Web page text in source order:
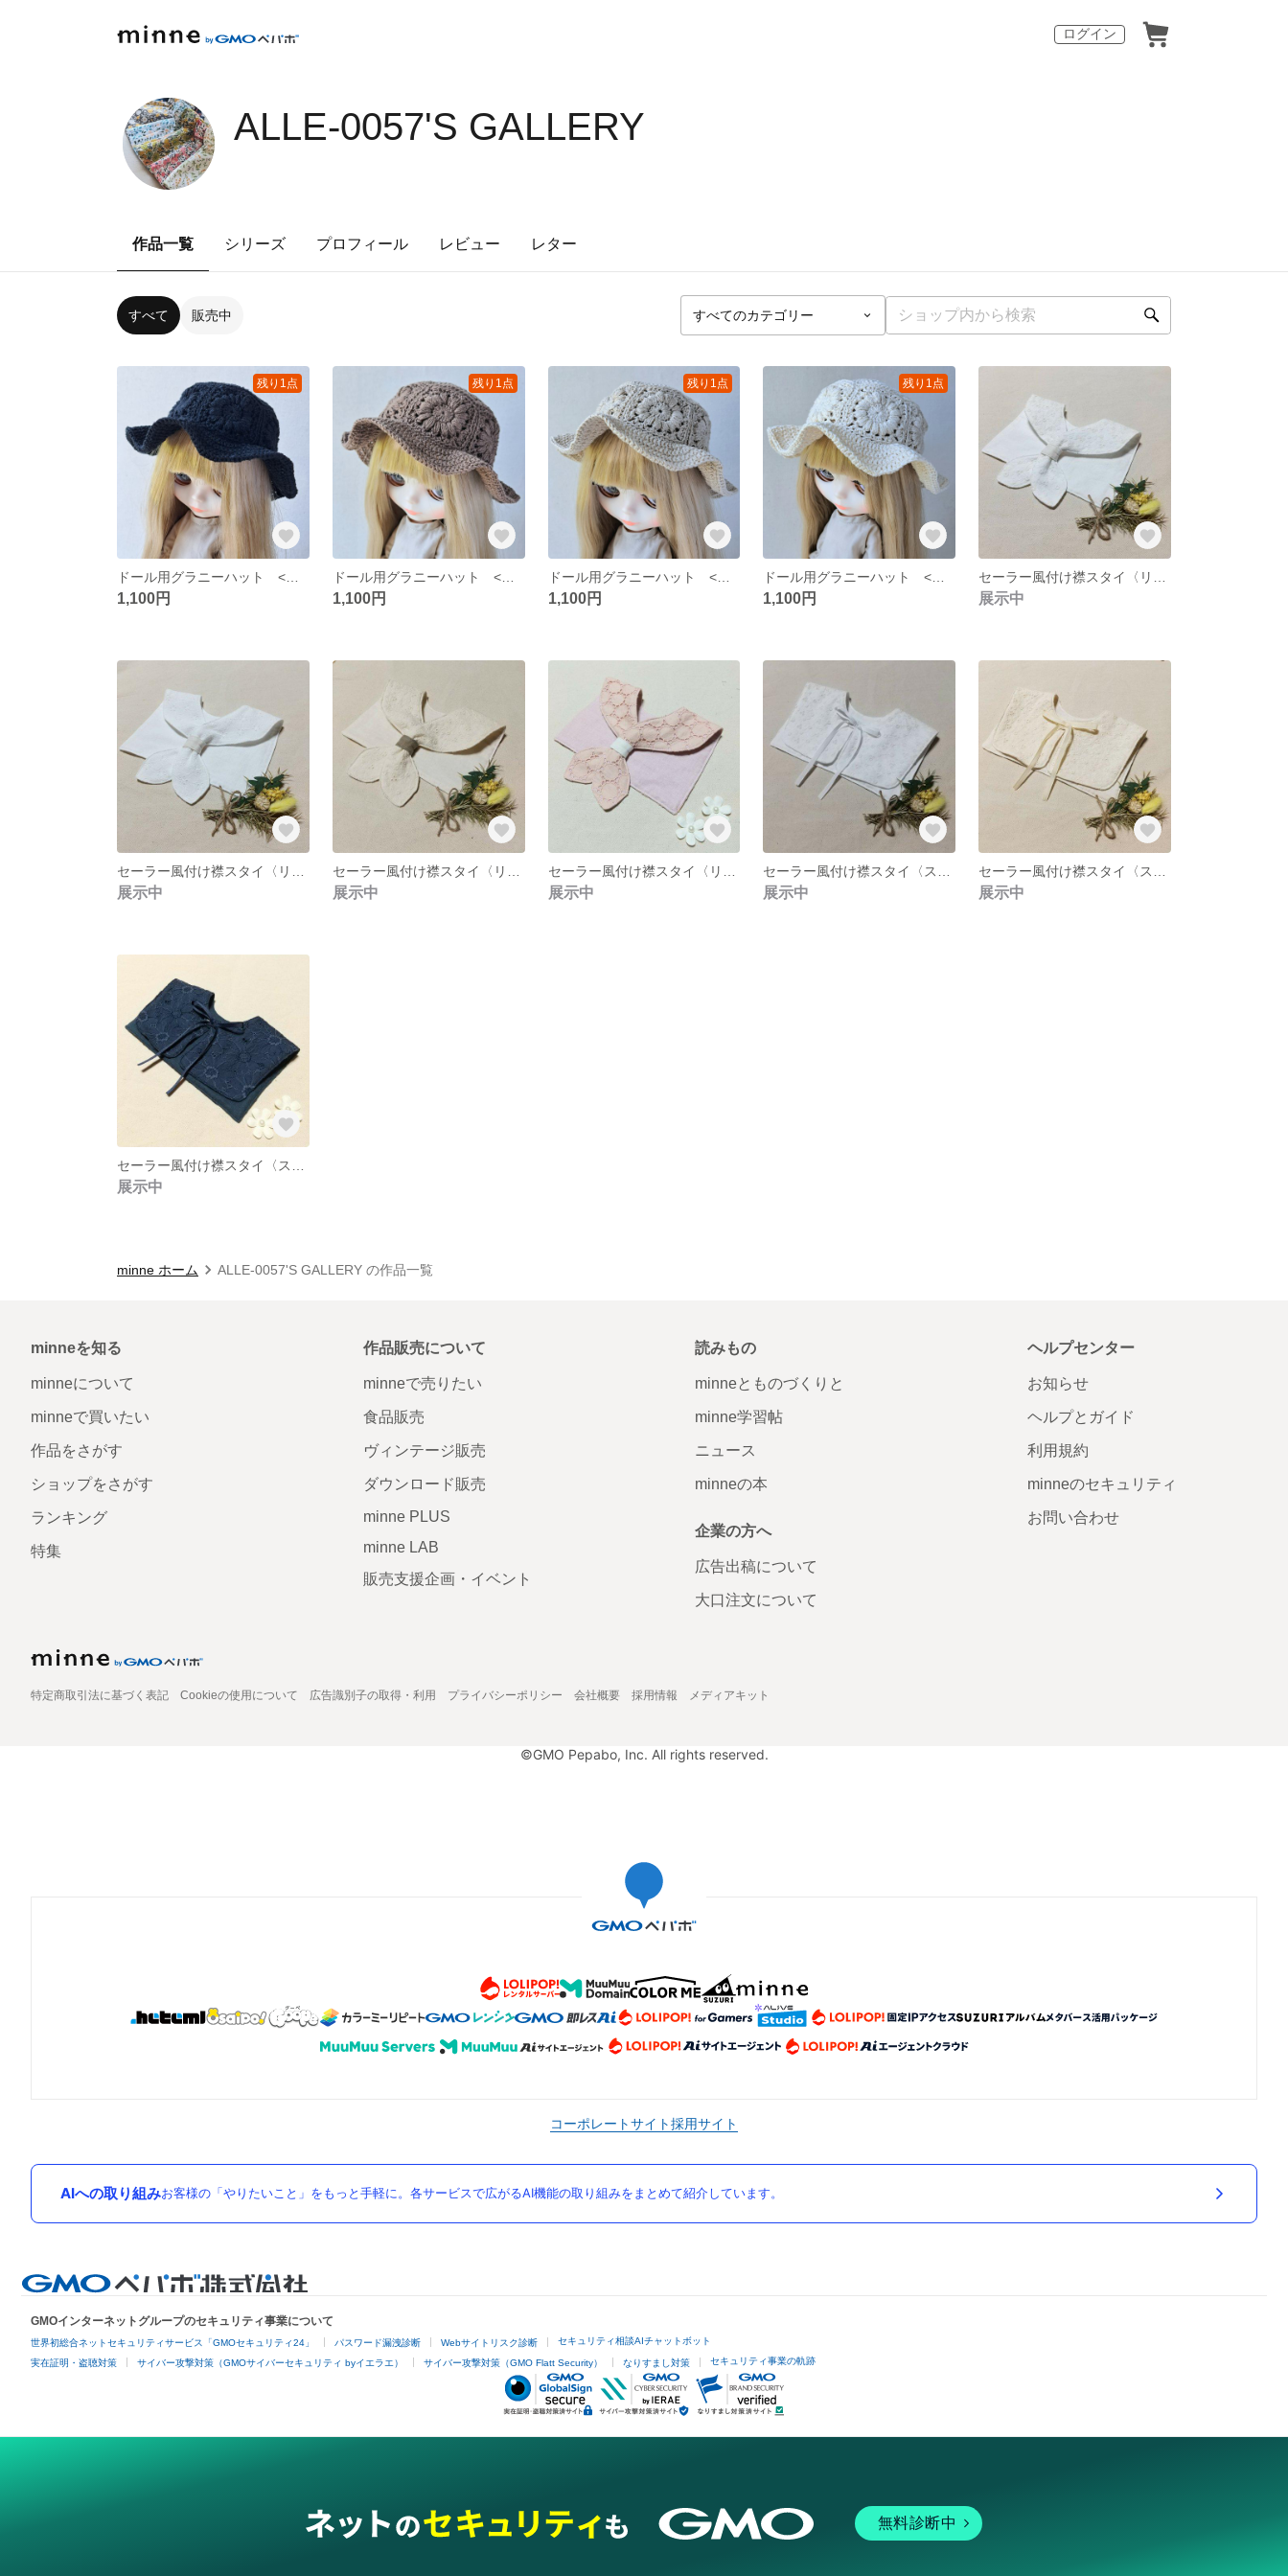
ログイン
ALLE-0057'S GALLERY
作品一覧 シリーズ プロフィール レビュー レター
すべて 販売中
残り1点
1,100円
残り1点
ドール用グラニーハット <ブラウン>
1,100円
残り1点
ドール用グラニーハット <ベージュ>
1,100円
残り1点
1,100円 展示中
展示中 展示中 展示中 展示中 展示中
展示中
minne ホーム ALLE-0057'S GALLERY の作品一覧
minneを知る
minneについて
minneで買いたい
作品をさがす
ショップをさがす
ランキング
特集
作品販売について
minneで売りたい
食品販売
ヴィンテージ販売
ダウンロード販売
minne PLUS
minne LAB
販売支援企画・イベント
読みもの
minneとものづくりと
minne学習帖
ニュース
minneの本
企業の方へ
広告出稿について
大口注文について
ヘルプセンター
お知らせ
ヘルプとガイド
利用規約
minneのセキュリティ
お問い合わせ
特定商取引法に基づく表記 Cookieの使用について 広告識別子の取得・利用 プライバシーポリシー 会社概要 採用情報 メディアキット
©GMO Pepabo, Inc. All rights reserved.
コーポレートサイト採用サイト
AIへの取り組みお客様の「やりたいこと」をもっと手軽に。各サービスで広がるAI機能の取り組みをまとめて紹介しています。
GMOインターネットグループのセキュリティ事業について
世界初総合ネットセキュリティサービス「GMOセキュリティ24」 パスワード漏洩診断 Webサイトリスク診断 セキュリティ相談AIチャットボット
実在証明・盗聴対策 サイバー攻撃対策（GMOサイバーセキュリティ byイエラエ） サイバー攻撃対策（GMO Flatt Security） なりすまし対策 セキュリティ事業の軌跡
無料診断中